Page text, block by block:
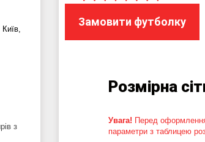
Замовити футболку
Розмірна
Увага! Перед
параметри з таблицею
з